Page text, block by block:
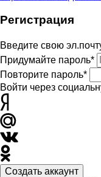
Регистрация
Введите свою
Придумайте пароль*
Повторите пароль*
Войти через
Создать аккаунт